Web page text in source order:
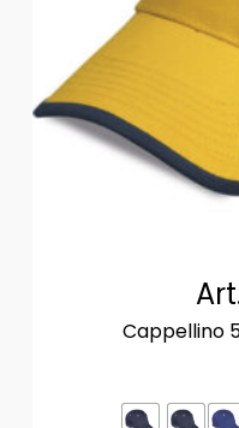
Cappellino